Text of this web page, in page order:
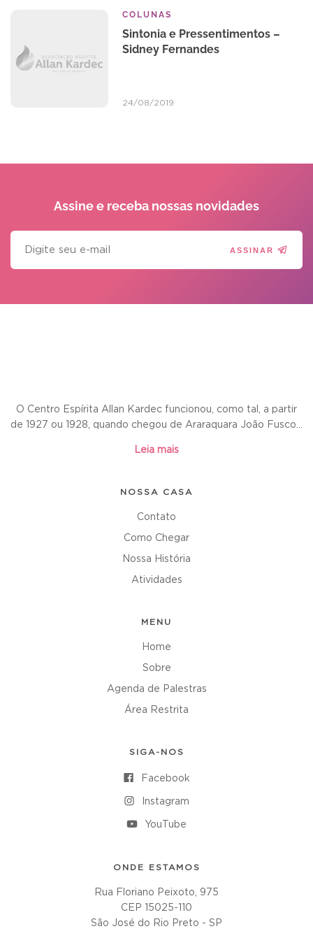
COLUNAS
Sintonia e Pressentimentos –
Sidney Fernandes
24/08/2019
Assine e receba nossas novidades
ASSINAR
O Centro Espírita Allan Kardec funcionou, como tal, a partir
de 1927 ou 1928, quando chegou de Araraquara João Fusco...
Leia mais
NOSSA CASA
Contato
Como Chegar
Nossa História
Atividades
MENU
Home
Sobre
Agenda de Palestras
Área Restrita
SIGA-NOS
Facebook
Instagram
YouTube
ONDE ESTAMOS
Rua Floriano Peixoto, 975
CEP 15025-110
São José do Rio Preto - SP